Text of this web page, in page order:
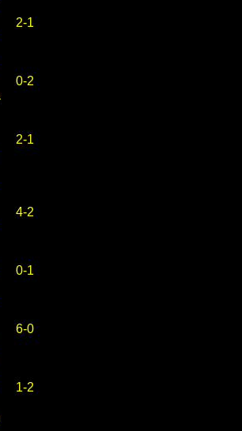
2-1
0-2
2-1
4-2
0-1
6-0
1-2